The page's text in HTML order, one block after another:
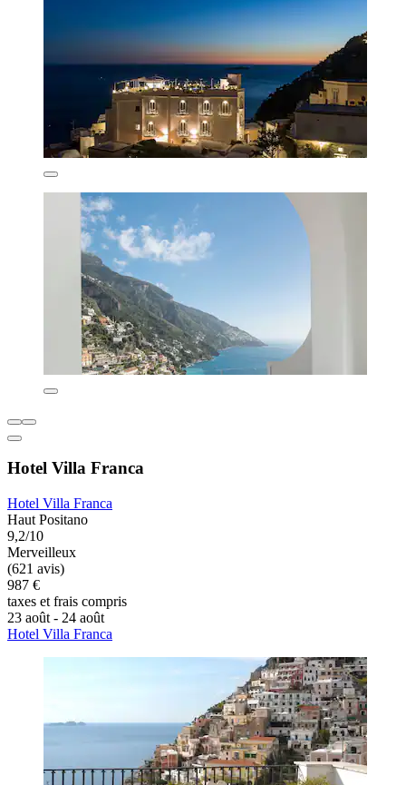
Hotel Villa Franca
Hotel Villa Franca
Haut Positano
9,2/10
Merveilleux
(621 avis)
987 €
taxes et frais compris
23 août - 24 août
Hotel Villa Franca